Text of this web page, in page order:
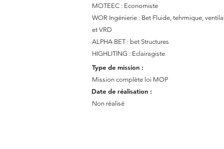
Mission complète loi MOP
MOTEEC : Economiste
WOR Ingénierie : Bet Fluide, tehrmique,
et VRD
ALPHA BET : bet Structures
HIGHLITING : Eclairagiste
Date de réalisation :
Non réalisé
Type de mission :